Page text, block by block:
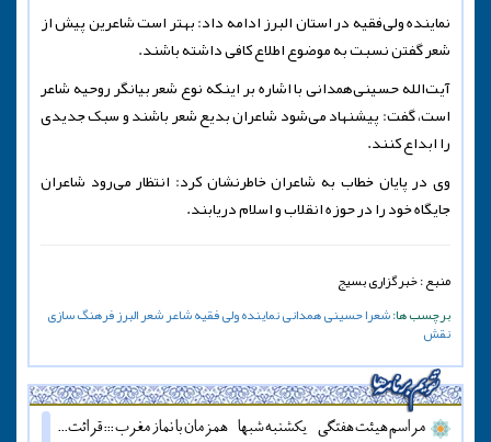
نماینده ولی‌فقیه در استان البرز ادامه داد: بهتر است شاعرین پیش از
شعر گفتن نسبت به موضوع اطلاع کافی داشته باشند.
آیت‌الله حسینی‌همدانی با اشاره بر اینکه نوع شعر بیانگر روحیه شاعر
است، گفت: پیشنهاد می‌شود شاعران بدیع شعر باشند و سبک جدیدی
را ابداع کنند.
وی در پایان خطاب به شاعران خاطرنشان کرد: انتظار می‌رود شاعران
جایگاه خود را در حوزه انقلاب و اسلام دریابند.
منبع : خبرگزاری بسیج
برچسب ها:شعراحسینی همدانینماینده ولی فقیهشاعر شعر البرز فرهنگ سازی
نقش
مراسم هیئت هفتگی - یکشنبه شبها - همزمان با نماز مغرب ::: قرائت دعای آل یاسین - پنج شنبه ها قبل از اذان مغرب ::: همه روزه نماز جماعت مغرب و عشاء برگزار میشود